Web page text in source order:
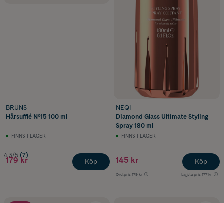
BRUNS
Hårsufflé Nº15 100 ml
FINNS I LAGER
4.3/5 (7)
179 kr Köp
NEQI
Diamond Glass Ultimate Styling
Spray 180 ml
FINNS I LAGER
145 kr
Ord.pris 179 kr Lägsta pris 177 kr
Köp